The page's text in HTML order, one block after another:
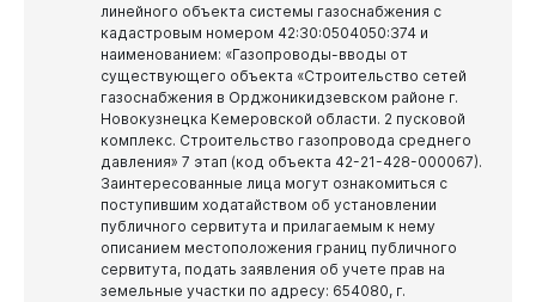
линейного объекта системы газоснабжения с
кадастровым номером 42:30:0504050:374 и
наименованием: «Газопроводы-вводы от
существующего объекта «Строительство сетей
газоснабжения в Орджоникидзевском районе г.
Новокузнецка Кемеровской области. 2 пусковой
комплекс. Строительство газопровода среднего
давления» 7 этап (код объекта 42-21-428-000067).
Заинтересованные лица могут ознакомиться с
поступившим ходатайством об установлении
публичного сервитута и прилагаемым к нему
описанием местоположения границ публичного
сервитута, подать заявления об учете прав на
земельные участки по адресу: 654080, г.